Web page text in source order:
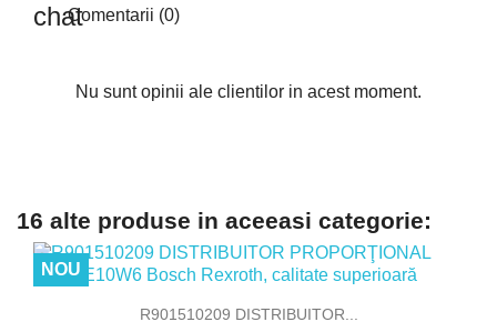
Comentarii (0)
Nu sunt opinii ale clientilor in acest moment.
16 alte produse in aceeasi categorie:
R901510209 DISTRIBUITOR...
NOU